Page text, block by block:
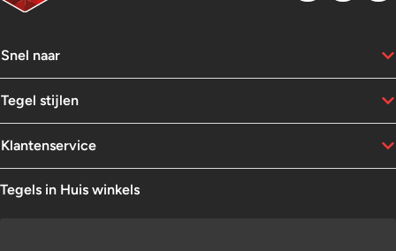
Snel naar
Tegel stijlen
Klantenservice
Tegels in Huis winkels